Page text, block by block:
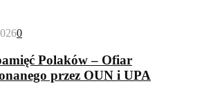
0
Polaków – Ofiar
przez OUN i UPA